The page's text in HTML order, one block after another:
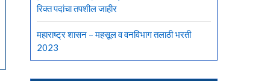
रिक्त पदांचा तपशील जाहीर
महाराष्ट्र शासन – महसूल व वनविभाग तलाठी भरती
2023